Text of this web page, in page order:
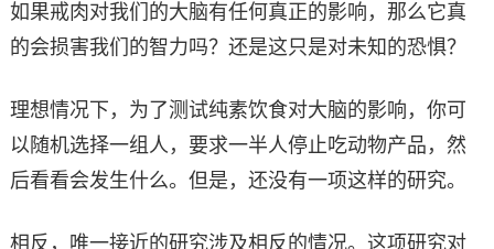
如果戒肉对我们的大脑有任何真正的影响，那么它真
的会损害我们的智力吗？还是这只是对未知的恐惧？
理想情况下，为了测试纯素饮食对大脑的影响，你可
以随机选择一组人，要求一半人停止吃动物产品，然
后看看会发生什么。但是，还没有一项这样的研究。
相反，唯一接近的研究涉及相反的情况。这项研究对